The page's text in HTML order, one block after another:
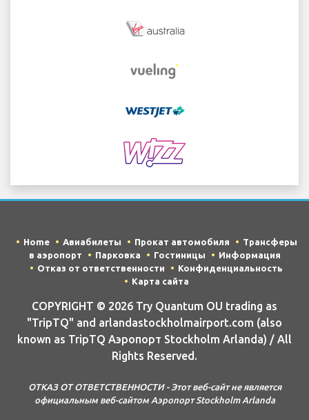
Home Авиабилеты Прокат автомобиля
Трансферы
в аэропорт
Парковка Гостиницы
Информация
Отказ от ответственности
Конфиденциальность
Карта сайта
COPYRIGHT © 2026 Try Quantum OU trading as
"TripTQ" and arlandastockholmairport.com (also
known as TripTQ Аэропорт Stockholm Arlanda) / All
Rights Reserved.
ОТКАЗ ОТ ОТВЕТСТВЕННОСТИ - Этот веб-сайт не является
официальным веб-сайтом Аэропорт Stockholm Arlanda